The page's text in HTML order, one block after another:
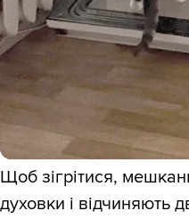
Щоб зігрітися,
духовки і відчиняють